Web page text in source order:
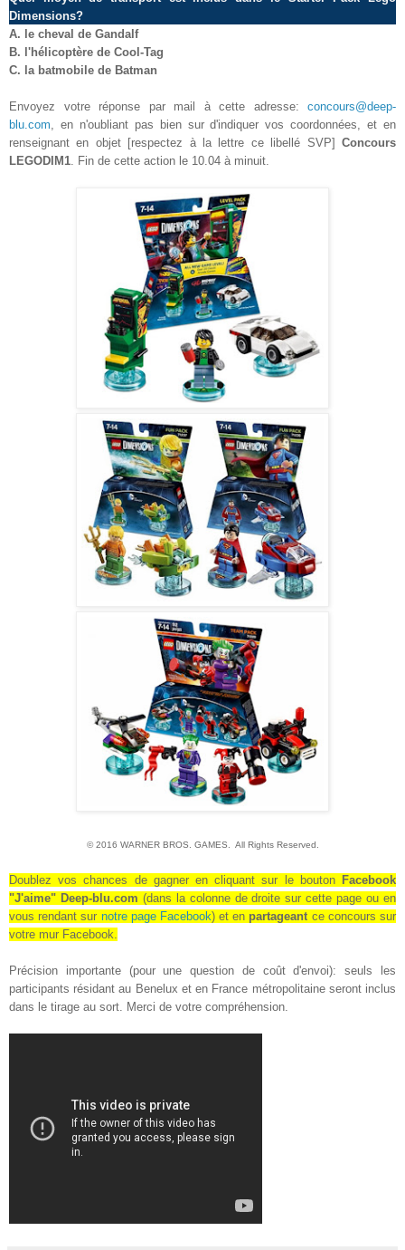
Dimensions?
A. le cheval de Gandalf
B. l'hélicoptère de Cool -Tag
C. la batmobile de Batman
Envoyez votre réponse par mail à cette adresse: concours@deep-
blu.com , en n'oubliant pas bien sur d'indiquer vos coordonnées, et en
renseignant en objet [respectez à la lettre ce libellé SVP] Concours
LEGODIM1 . Fin de cette action le 10.04 à minuit.
© 2016 WARNER BROS. GAMES . All Rights Reserved.
Doublez vos chances de gagner en cliquant sur le bouton Facebook
"J'aime" Deep-blu.com (dans la colonne de droite sur cette page ou en
vous rendant sur notre page Facebook) et en partageant ce concours sur
votre mur Facebook
Précision importante (pour une question de coût d'envoi): seuls les
participants résidant au Benelux et en France métropolitaine seront inclus
dans le tirage au sort. Merci de votre compréhension.